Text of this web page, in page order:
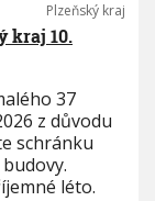
Plzeňský kraj
kraj 10.
37
z důvodu
schránku
léto.